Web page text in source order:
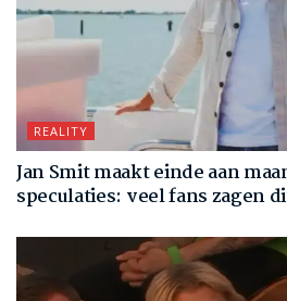
REALITY
Jan Smit maakt einde aan
speculaties: veel fans zagen